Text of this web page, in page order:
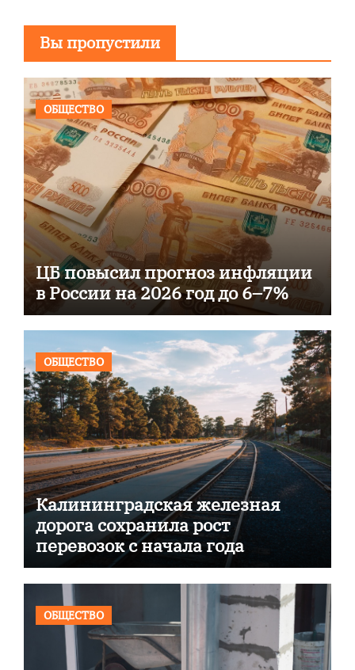
Вы пропустили
ОБЩЕСТВО
ЦБ повысил прогноз инфляции
в России на 2026 год до 6–7%
ОБЩЕСТВО
Калининградская железная
дорога сохранила рост
перевозок с начала года
ОБЩЕСТВО